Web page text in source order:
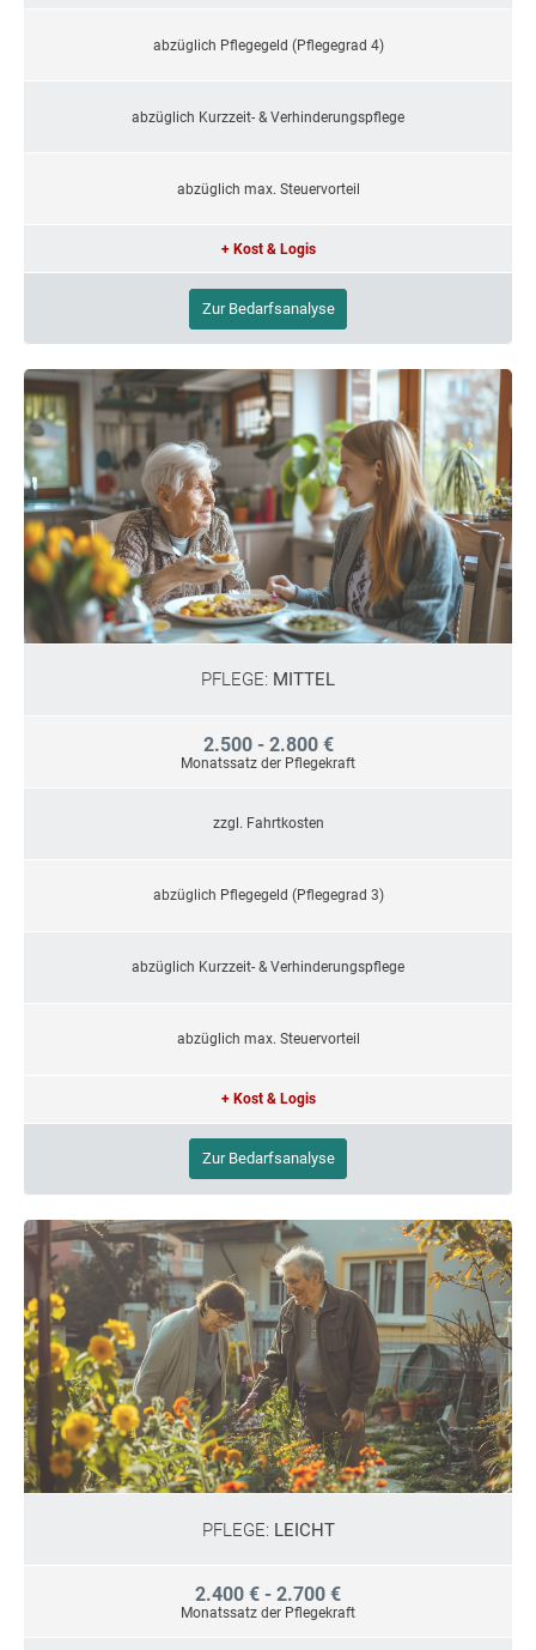
abzüglich Pflegegeld (Pflegegrad 4)
abzüglich Kurzzeit- & Verhinderungspflege
abzüglich max. Steuervorteil
+ Kost & Logis
Zur Bedarfsanalyse
PFLEGE: MITTEL
2.500 - 2.800 €
Monatssatz der Pflegekraft
zzgl. Fahrtkosten
abzüglich Pflegegeld (Pflegegrad 3)
abzüglich Kurzzeit- & Verhinderungspflege
abzüglich max. Steuervorteil
+ Kost & Logis
Zur Bedarfsanalyse
PFLEGE: LEICHT
2.400 € - 2.700 €
Monatssatz der Pflegekraft